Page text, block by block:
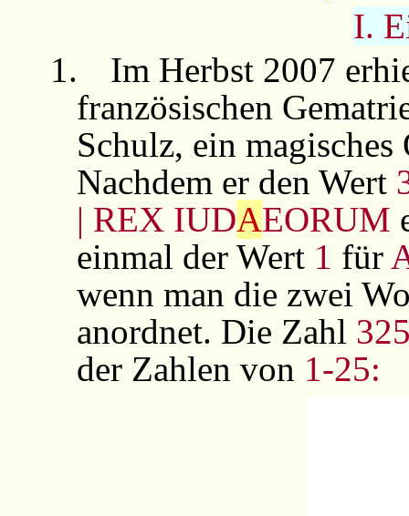
I.
1.
Im Herbst 2007
französischen
Schulz, ein
Nachdem er den Wert
| REX IUDAEORUM
einmal der Wert 1 für
wenn man die zwei
anordnet. Die Zahl
der Zahlen von 1-25: